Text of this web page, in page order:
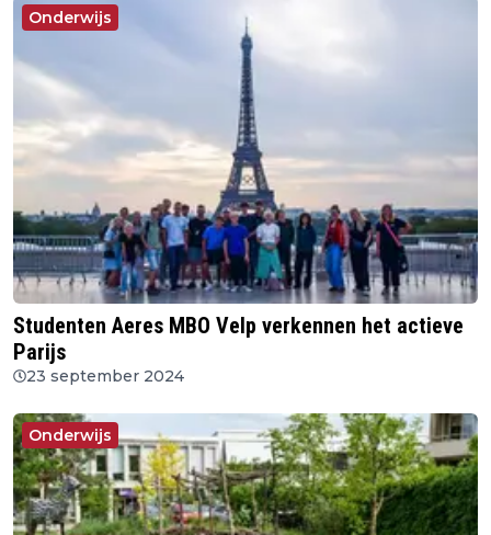
Onderwijs
Studenten Aeres MBO Velp verkennen het actieve
Parijs
23 september 2024
Onderwijs